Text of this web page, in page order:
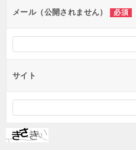
ンメール（公開されません） 必須
サイト